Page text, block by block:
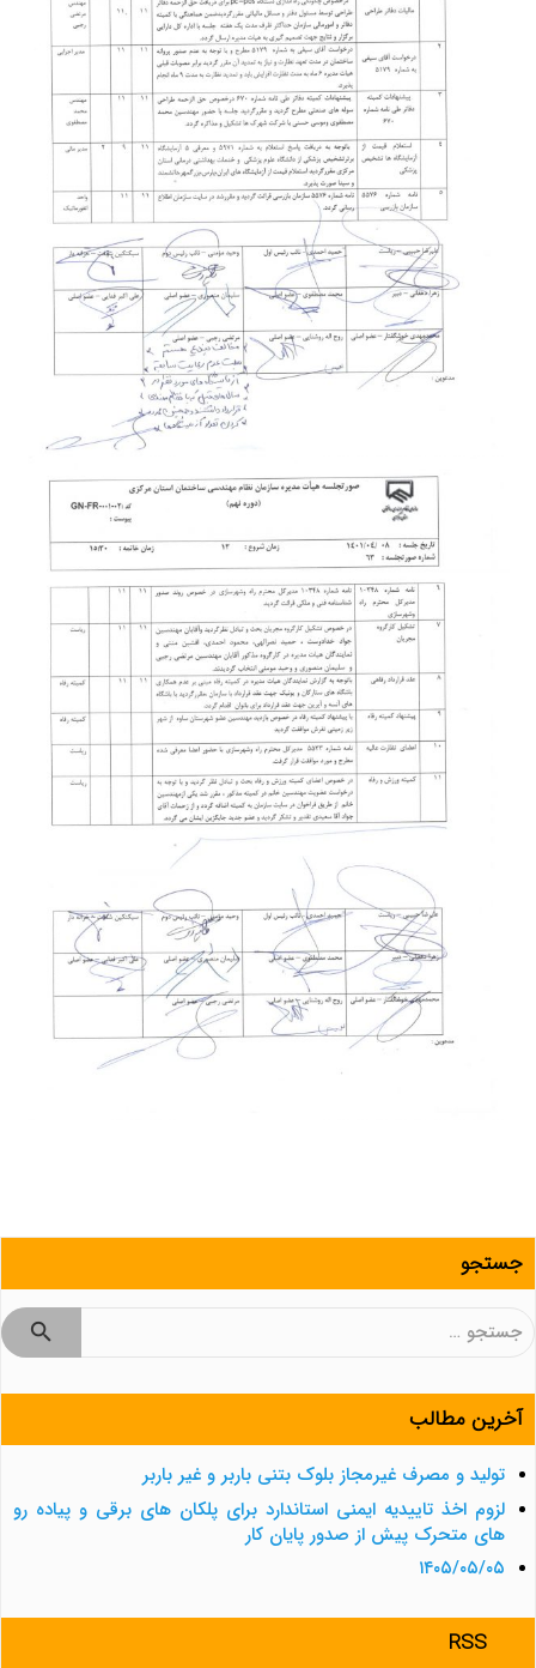
جستجو
جستجو
آخرین مطالب
تولید و مصرف غیرمجاز بلوک بتنی باربر و غیر باربر
لزوم اخذ تاییدیه ایمنی استاندارد برای پلکان های برقی و پیاده رو
های متحرک پیش از صدور پایان کار
۱۴۰۵/۰۵/۰۵
RSS